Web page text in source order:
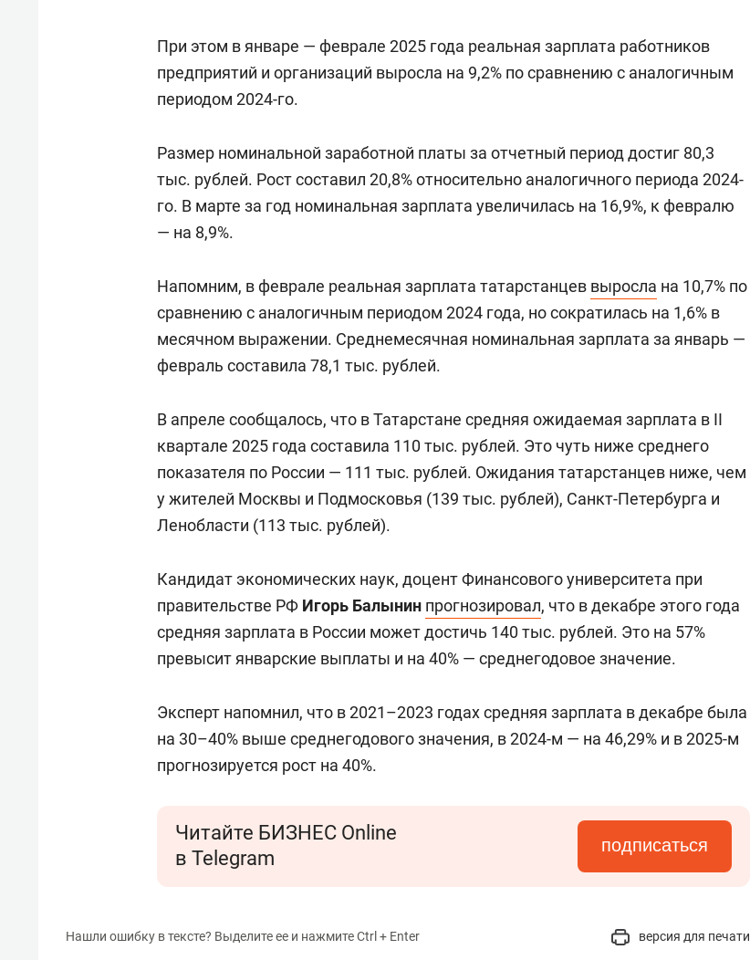
При этом в январе — феврале 2025 года реальная зарплата работников
предприятий и организаций выросла на 9,2% по сравнению с аналогичным
периодом 2024-го.
Размер номинальной заработной платы за отчетный период достиг 80,3
тыс. рублей. Рост составил 20,8% относительно аналогичного периода 2024-
го. В марте за год номинальная зарплата увеличилась на 16,9%, к февралю
— на 8,9%.
Напомним, в феврале реальная зарплата татарстанцев выросла на 10,7% по
сравнению с аналогичным периодом 2024 года, но сократилась на 1,6% в
месячном выражении. Среднемесячная номинальная зарплата за январь —
февраль составила 78,1 тыс. рублей.
В апреле сообщалось, что в Татарстане средняя ожидаемая зарплата в II
квартале 2025 года составила 110 тыс. рублей. Это чуть ниже среднего
показателя по России — 111 тыс. рублей. Ожидания татарстанцев ниже, чем
у жителей Москвы и Подмосковья (139 тыс. рублей), Санкт-Петербурга и
Ленобласти (113 тыс. рублей).
Кандидат экономических наук, доцент Финансового университета при
правительстве РФ Игорь Балынин прогнозировал, что в декабре этого года
средняя зарплата в России может достичь 140 тыс. рублей. Это на 57%
превысит январские выплаты и на 40% — среднегодовое значение.
Эксперт напомнил, что в 2021–2023 годах средняя зарплата в декабре была
на 30–40% выше среднегодового значения, в 2024-м — на 46,29% и в 2025-м
прогнозируется рост на 40%.
Читайте БИЗНЕС Online
в Telegram
подписаться
Нашли ошибку в тексте? Выделите ее и нажмите Ctrl + Enter версия для печати